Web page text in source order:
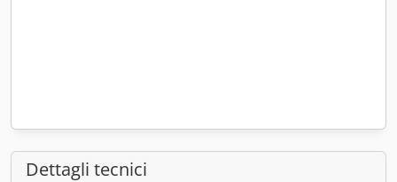
Dettagli tecnici